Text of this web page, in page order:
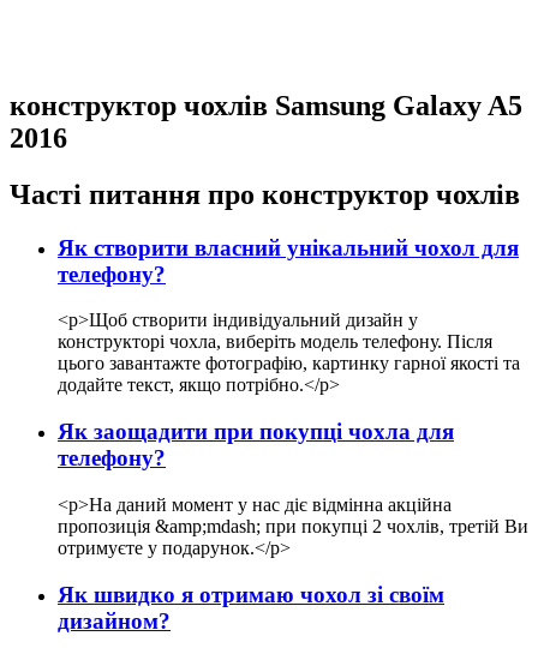
конструктор чохлів Samsung Galaxy A5
2016
Часті питання про конструктор чохлів
Як створити власний унікальний чохол для
телефону?
<p>Щоб створити індивідуальний дизайн у
конструкторі чохла, виберіть модель телефону. Після
цього завантажте фотографію, картинку гарної якості та
додайте текст, якщо потрібно.</p>
Як заощадити при покупці чохла для
телефону?
<p>На даний момент у нас діє відмінна акційна
пропозиція &amp;mdash; при покупці 2 чохлів, третій Ви
отримуєте у подарунок.</p>
Як швидко я отримаю чохол зі своїм
дизайном?